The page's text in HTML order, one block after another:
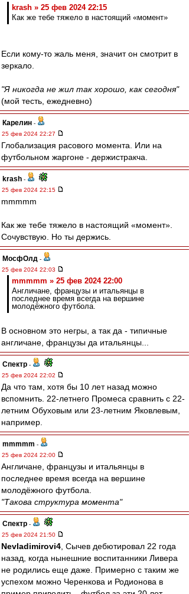
krash » 25 фев 2024 22:15
Как же тебе тяжело в настоящий «момент»
Если кому-то жаль меня, значит он смотрит в
зеркало.
"Я никогда не жил так хорошо, как сегодня"
(мой тесть, ежедневно)
Карелин -
25 фев 2024 22:27
Глобализация расового момента. Или на
футбольном жаргоне - держистракча.
krash -
25 фев 2024 22:15
mmmmm
Как же тебе тяжело в настоящий «момент».
Сочувствую. Но ты держись.
МосфОлд -
25 фев 2024 22:03
mmmmm » 25 фев 2024 22:00
Англичане, французы и итальянцы в
последнее время всегда на вершине
молодёжного футбола.
В основном это негры, а так да - типичные
англичане, французы да итальянцы...
Спектр -
25 фев 2024 22:02
Да что там, хотя бы 10 лет назад можно
вспомнить. 22-летнего Промеса сравнить с 22-
летним Обуховым или 23-летним Яковлевым,
например.
mmmmm -
25 фев 2024 22:00
Англичане, французы и итальянцы в
последнее время всегда на вершине
молодёжного футбола.
"Такова структура момента"
Спектр -
25 фев 2024 21:50
Nevladimirovi4 , Сычев дебютировал 22 года
назад, когда нынешние воспитанники Ливера
не родились еще даже. Примерно с таким же
успехом можно Черенкова и Родионова в